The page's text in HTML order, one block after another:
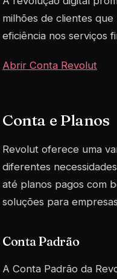
milhões de clientes
eficiência nos serviços
Abrir Conta Revolut
Conta e Planos
Revolut oferece uma
diferentes
até planos pagos com
soluções para
Conta Padrão
A Conta Padrão da